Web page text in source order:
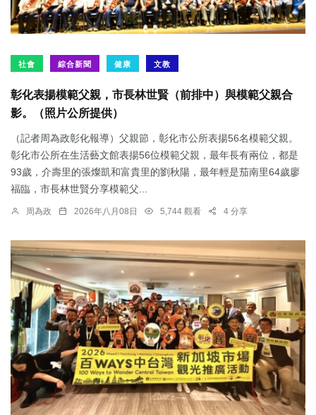
社會 綜合新聞 健康 文教
彰化表揚模範父親，市長林世賢（前排中）與模範父親合
影。（照片公所提供）
（記者周為政彰化報導）父親節，彰化市公所表揚56名模範父親。
彰化市公所在生活藝文館表揚56位模範父親，最年長有兩位，都是
93歲，介壽里的張燦凱和富貴里的劉秋陽，最年輕是茄南里64歲廖
福臨，市長林世賢分享模範父...
周為政 2026年八月08日 5,744 觀看 4 分享